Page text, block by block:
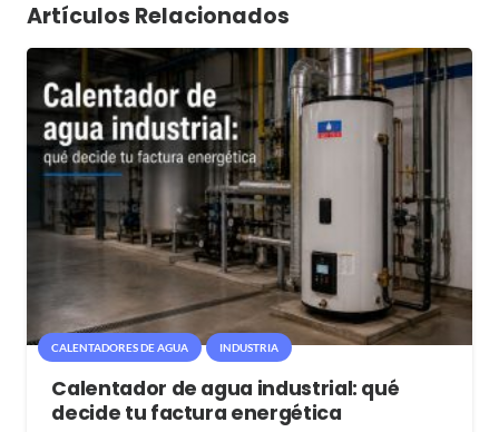
Artículos Relacionados
CALENTADORES DE AGUA INDUSTRIA
Calentador de agua industrial: qué
decide tu factura energética